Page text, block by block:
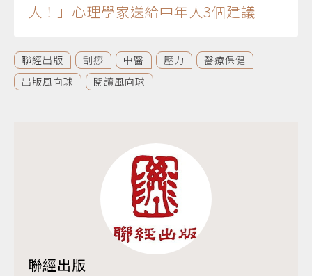
人！」心理學家送給中年人3個建議
聯經出版 刮痧 中醫 壓力
醫療保健
出版風向球
閱讀風向球
聯經出版